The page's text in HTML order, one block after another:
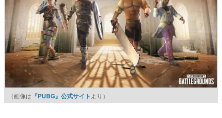
（画像は 『PUBG』公式サイトより）